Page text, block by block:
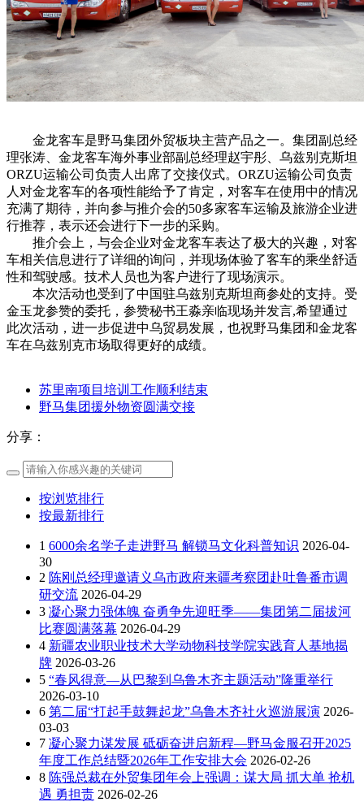
金龙客车是野马集团外贸板块主营产品之一。集团副总经
理张涛、金龙客车海外事业部副总经理赵宇彤、乌兹别克斯坦
ORZU运输公司负责人出席了交接仪式。ORZU运输公司负责
人对金龙客车的各项性能给予了肯定，对客车在使用中的情况
充满了期待，并向参与推介会的50多家客车运输及旅游企业进
行推荐，表示还会进行下一步的采购。
推介会上，与会企业对金龙客车表达了极大的兴趣，对客
车相关信息进行了详细的询问，并现场体验了客车的乘坐舒适
性和驾驶感。技术人员也为客户进行了现场演示。
本次活动也受到了中国驻乌兹别克斯坦商参处的支持。受
金玉龙参赞的委托，参赞秘书王淼亲临现场并发言,希望通过
此次活动，进一步促进中乌贸易发展，也祝野马集团和金龙客
车在乌兹别克市场取得更好的成绩。
苏里南项目培训工作顺利结束
野马集团援外物资圆满交接
分享：
按浏览排行
按最新排行
1 6000余名学子走进野马 解锁马文化科普知识 2026-04-
30
2 陈刚总经理邀请义乌市政府来疆考察团赴吐鲁番市调
研交流 2026-04-29
3 凝心聚力强体魄 奋勇争先迎旺季——集团第二届拔河
比赛圆满落幕 2026-04-29
4 新疆农业职业技术大学动物科技学院实践育人基地揭
牌 2026-03-26
5 “春风得意—从巴黎到乌鲁木齐主题活动”隆重举行
2026-03-10
6 第二届“打起手鼓舞起龙”乌鲁木齐社火巡游展演 2026-
03-03
7 凝心聚力谋发展 砥砺奋进启新程—野马金服召开2025
年度工作总结暨2026年工作安排大会 2026-02-26
8 陈强总裁在外贸集团年会上强调：谋大局 抓大单 抢机
遇 勇担责 2026-02-26